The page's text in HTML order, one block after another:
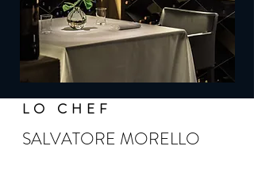
LO CHEF
SALVATORE MORELLO